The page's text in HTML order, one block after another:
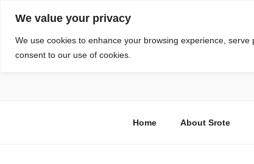
We value your privacy
We use cookies to enhance your browsing experience,
consent to our use of cookies. स्रोत
Home About Srote